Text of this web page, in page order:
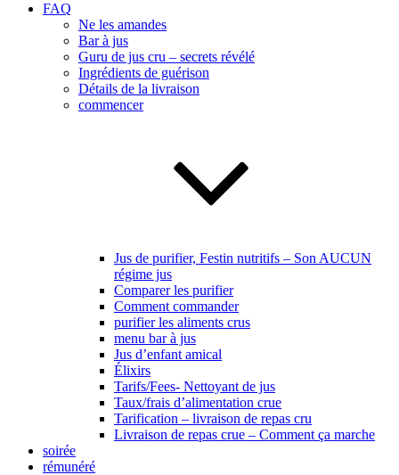
FAQ
Ne les amandes
Bar à jus
Guru de jus cru – secrets révélé
Ingrédients de guérison
Détails de la livraison
commencer
Jus de purifier, Festin nutritifs – Son AUCUN
régime jus
Comparer les purifier
Comment commander
purifier les aliments crus
menu bar à jus
Jus d’enfant amical
Élixirs
Tarifs/Fees- Nettoyant de jus
Taux/frais d’alimentation crue
Tarification – livraison de repas cru
Livraison de repas crue – Comment ça marche
soirée
rémunéré